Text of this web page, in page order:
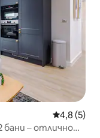
Средна
4,8 (5)
бани – отлично